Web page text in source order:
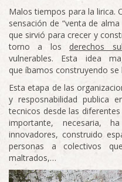
Malos tiempos para la lirica.
sensación de “venta de
que sirvió para crecer y
torno a los derechos
vulnerables. Esta idea
que íbamos construyendo se
Esta etapa de las
y resposnabilidad publica
tecnicos desde las
importante, necesaria,
innovadores, construido
personas a colectivos
maltrados,…